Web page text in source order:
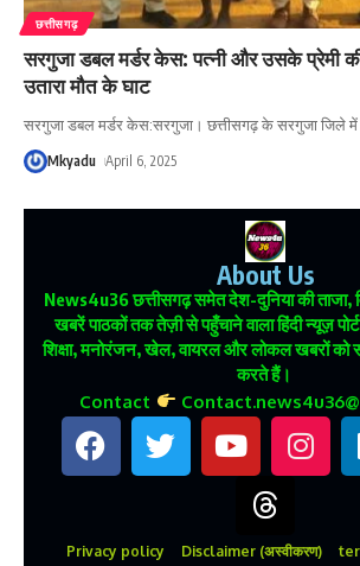
छत्तीसगढ़
सरगुजा डबल मर्डर केस: पत्नी और उसके प्रेमी
उतारा मौत के घाट
सरगुजा डबल मर्डर केस:सरगुजा। छत्तीसगढ़ के सरगुजा जिले
Mkyadu April 6, 2025
About Us
News4u36छत्तीसगढ़ समेत देश-दुनिया की ताजा,
खबरें पाठकों तक तेज़ी से पहुँचाने वाला हिंदी न्यूज़
शिक्षा, मनोरंजन, खेल, वायरल और लोकल खबरों को
करते हैं।
Contact
Privacy policy Disclaimer (अस्वीकरण)